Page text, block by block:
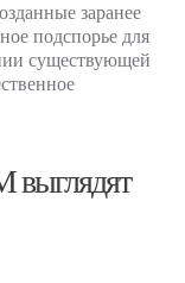
заранее
подспорье для
существующей
выглядят